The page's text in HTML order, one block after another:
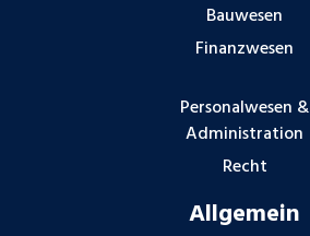
Bauwesen
Finanzwesen
Personalwesen &
Administration
Recht
Allgemein